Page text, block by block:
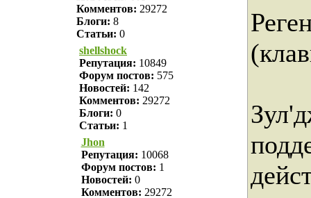
Комментов: 29272
Блоги: 8
Статьи: 0
shellshock
Репутация: 10849
Форум постов: 575
Новостей: 142
Комментов: 29272
Блоги: 0
Статьи: 1
Jhon
Репутация: 10068
Форум постов: 1
Новостей: 0
Комментов: 29272